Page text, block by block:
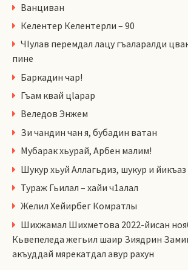
Ванциван
Келентер Келентерли – 90
ЧIулав перемдал лацу гъаларалди
пине
Баркадин чар!
Гъам квай цlарар
Веледов Энжем
Зи чандин чан я, бубадин ватан
Мубарак хьурай, Арбен малим!
Шукур хьуй Аллагьдиз, шукур и йикъаз
Тураж Гьилал – хайи ч1алал
Желил Хейирбег Комратлы
Шихжамал Шихметова 2022-йисан
Кьвепеледа жегьил шаир Зиядрин
акъуддай мярекатдал авур рахун